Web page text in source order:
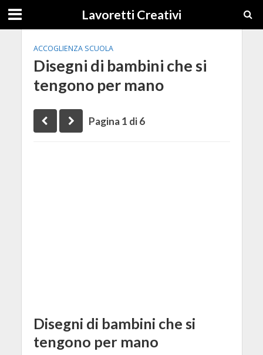
Lavoretti Creativi
ACCOGLIENZA SCUOLA
Disegni di bambini che si
tengono per mano
Pagina 1 di 6
Disegni di bambini che si
tengono per mano